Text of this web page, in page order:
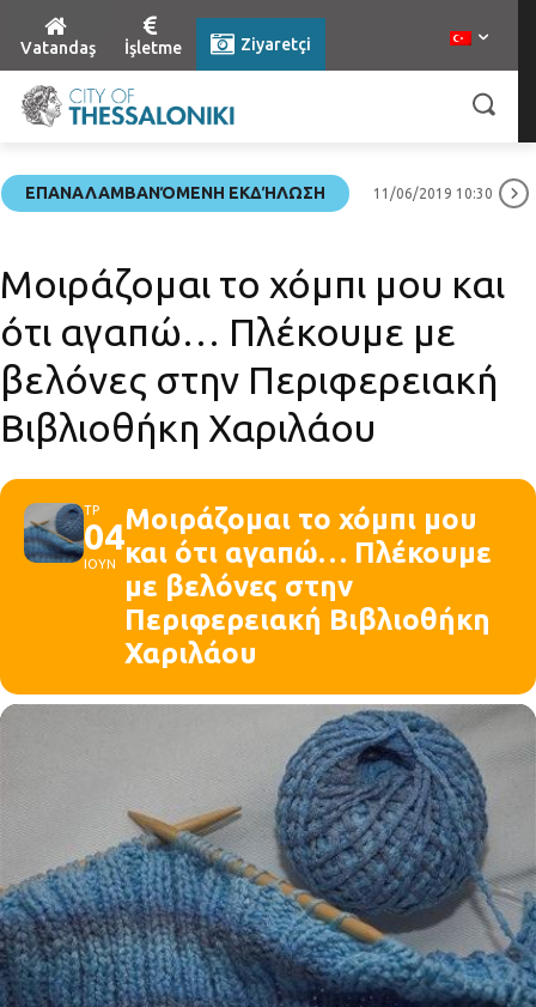
Vatandaş İşletme Ziyaretçi
ΕΠΑΝΑΛΑΜΒΑΝΌΜΕΝΗ ΕΚΔΉΛΩΣΗ 11/06/2019 10:30
Μοιράζομαι το χόμπι μου και
ότι αγαπώ… Πλέκουμε με
βελόνες στην Περιφερειακή
Βιβλιοθήκη Χαριλάου
ΤΡ
04
ΙΟΥΝ
Μοιράζομαι το χόμπι μου
και ότι αγαπώ… Πλέκουμε
με βελόνες στην
Περιφερειακή Βιβλιοθήκη
Χαριλάου